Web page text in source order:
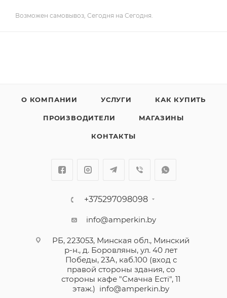
Возможен самовывоз, Сегодня на Сегодня.
О КОМПАНИИ УСЛУГИ КАК КУПИТЬ
ПРОИЗВОДИТЕЛИ МАГАЗИНЫ
КОНТАКТЫ
+375297098098
info@amperkin.by
РБ, 223053, Минская обл., Минский
р-н., д. Боровляны, ул. 40 лет
Победы, 23А, каб.100 (вход с
правой стороны здания, со
стороны кафе "Смачна Естi", 11
этаж.) info@amperkin.by